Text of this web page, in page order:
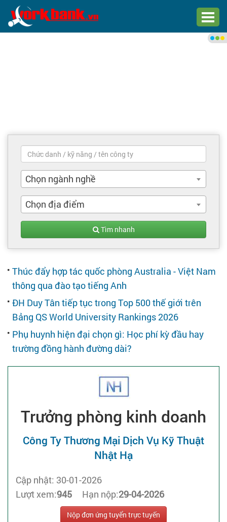
Trang chủ
Việc làm mới nhất
Tìm việc làm
Nhà tuyển dụng
Chọn ngành nghề
Chọn địa điểm
Tìm nhanh
Thúc đẩy hợp tác quốc phòng Australia - Việt Nam
thông qua đào tạo tiếng Anh
ĐH Duy Tân tiếp tục trong Top 500 thế giới trên
Bảng QS World University Rankings 2026
Phụ huynh hiện đại chọn gì: Học phí kỳ đầu hay
trường đồng hành đường dài?
Trưởng phòng kinh doanh
Công Ty Thương Mại Dịch Vụ Kỹ Thuật
Nhật Hạ
Cập nhật: 30-01-2026
Lượt xem:945 Hạn nộp:29-04-2026
Nộp đơn ứng tuyển trực tuyến